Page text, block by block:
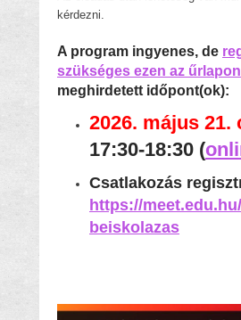
kérdezni.
A program ingyenes, de
szükséges ezen az űrlapon
meghirdetett időpont(ok):
2026. május 21.
17:30-18:30 (
Csatlakozás
https://
beiskolazas